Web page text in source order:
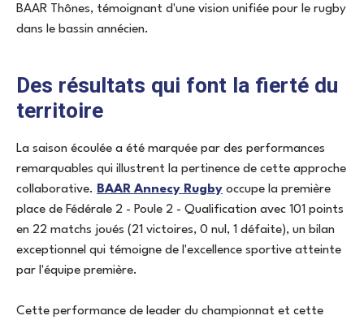
BAAR Thônes, témoignant d'une vision unifiée pour le rugby
dans le bassin annécien.
Des résultats qui font la fierté du
territoire
La saison écoulée a été marquée par des performances
remarquables qui illustrent la pertinence de cette approche
collaborative. BAAR Annecy Rugby occupe la première
place de Fédérale 2 - Poule 2 - Qualification avec 101 points
en 22 matchs joués (21 victoires, 0 nul, 1 défaite), un bilan
exceptionnel qui témoigne de l'excellence sportive atteinte
par l'équipe première.
Cette performance de leader du championnat et cette